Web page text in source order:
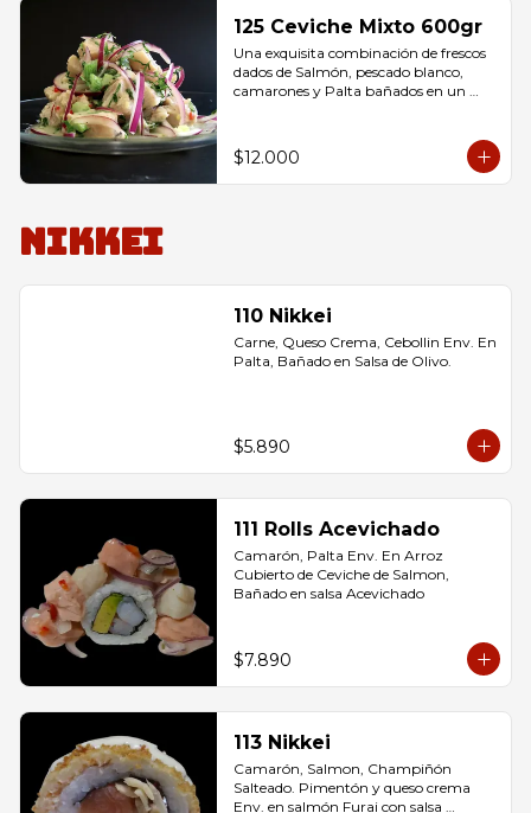
125 Ceviche Mixto 600gr
Una exquisita combinación de frescos
dados de Salmón, pescado blanco,
camarones y Palta bañados en un
$12.000
Nikkei
110 Nikkei
Carne, Queso Crema, Cebollin Env. En
Palta, Bañado en Salsa de Olivo.
$5.890
111 Rolls Acevichado
Camarón, Palta Env. En Arroz
Cubierto de Ceviche de Salmon,
Bañado en salsa Acevichado
$7.890
113 Nikkei
Camarón, Salmon, Champiñón
Salteado. Pimentón y queso crema
Env. en salmón Furai con salsa